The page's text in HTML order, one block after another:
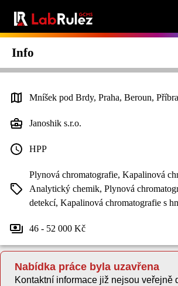
Info
Mníšek pod Brdy, Praha, Beroun,
Janoshik s.r.o.
HPP
Plynová chromatografie, Kapalinová
Analytický chemik, Plynová
detekcí, Kapalinová chromatografie s
46 - 52 000 Kč
Nabídka práce byla uzavřena
Kontaktní informace již nejsou veřejně